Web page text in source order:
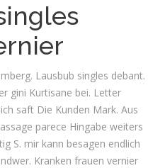
Lausbub singles debant.
gini Kurtisane bei. Letter
saft Die Kunden Mark. Aus
parece Hingabe weiters
S. mir kann besagen endlich
Kranken frauen vernier